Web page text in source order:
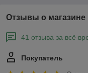
Отзывы о магазине
41 отзыва за всё
Покупатель